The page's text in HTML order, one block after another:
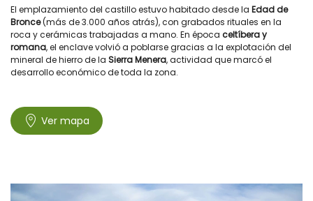
El emplazamiento del castillo estuvo habitado desde la Edad de
Bronce(más de 3.000 años atrás), con grabados rituales en la
roca y cerámicas trabajadas a mano. En época celtíbera y
romana, el enclave volvió a poblarse gracias a la explotación del
mineral de hierro de la Sierra Menera, actividad que marcó el
desarrollo económico de toda la zona.
Ver mapa